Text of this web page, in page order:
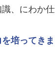
、にわか
培ってきま